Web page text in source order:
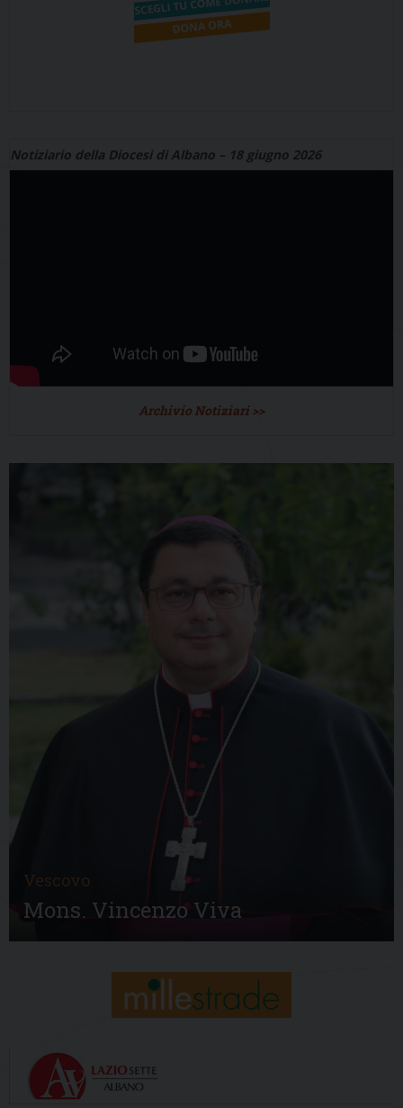
Notiziario della Diocesi di Albano – 18 giugno 2026
Archivio Notiziari >>
Vescovo
Mons. Vincenzo Viva